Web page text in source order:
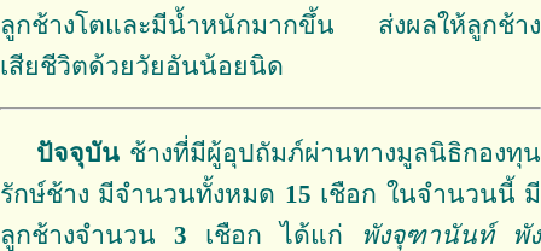
ลูกช้างโตและมีน้ำหนักมากขึ้น ส่งผลให้ลูกช้าง
เสียชีวิตด้วยวัยอันน้อยนิด
ปัจจุบัน ช้างที่มีผู้อุปถัมภ์ผ่านทางมูลนิธิกองทุน
รักษ์ช้าง มีจำนวนทั้งหมด 15 เชือก ในจำนวนนี้ มี
ลูกช้างจำนวน 3 เชือก ได้แก่
พังจุฑานันท์ พัง